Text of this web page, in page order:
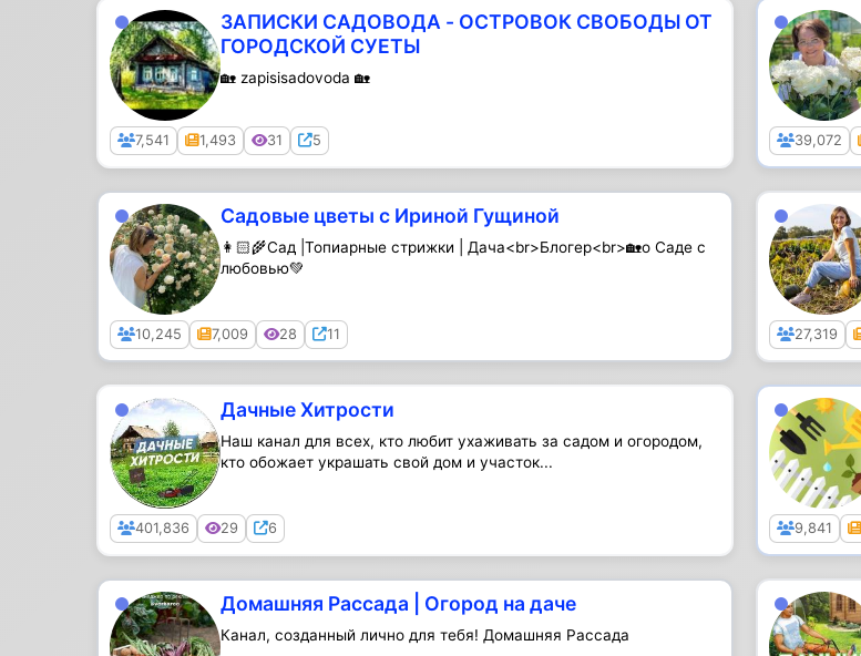
Public
ЗАПИСКИ САДОВОДА - ОСТРОВОК СВОБОДЫ ОТ
ГОРОДСКОЙ СУЕТЫ
🏡 zapisisadovoda 🏡
7,541 1,493 31 5
Public
39,072
Public
Садовые цветы с Ириной Гущиной
👩🏻‍🌾Сад |Топиарные стрижки | Дача<br>Блогер<br>🏡о Саде с
любовью💚
10,245 7,009 28 11
Public
27,319
Public
Дачные Хитрости
Наш канал для всех, кто любит ухаживать за садом и огородом,
кто обожает украшать свой дом и участок...
401,836 29 6
Public
9,841
Домашняя Рассада | Огород на даче
Канал, созданный лично для тебя! Домашняя Рассада